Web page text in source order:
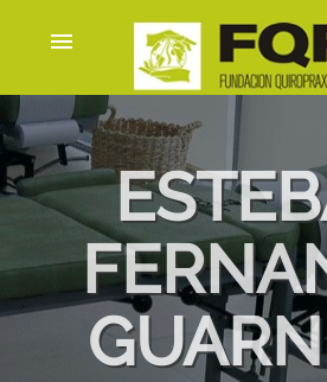
menu